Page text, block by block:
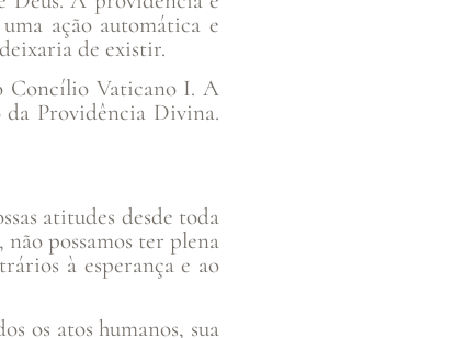
ação automática e
de existir.
Concílio Vaticano I. A
da Providência Divina.
atitudes desde toda
possamos ter plena
à esperança e ao
os atos humanos, sua